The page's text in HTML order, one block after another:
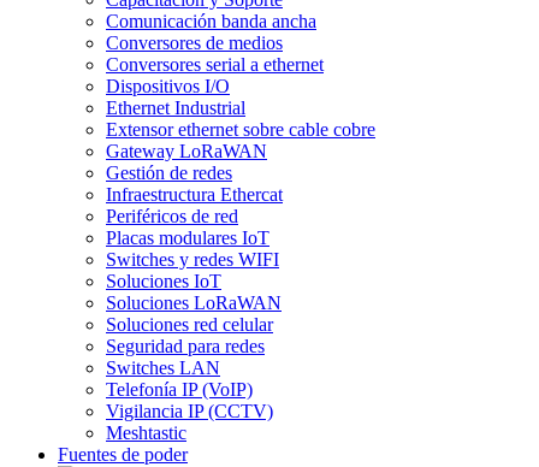
Comunicación banda ancha
Conversores de medios
Conversores serial a ethernet
Dispositivos I/O
Ethernet Industrial
Extensor ethernet sobre cable cobre
Gateway LoRaWAN
Gestión de redes
Infraestructura Ethercat
Periféricos de red
Placas modulares IoT
Switches y redes WIFI
Soluciones IoT
Soluciones LoRaWAN
Soluciones red celular
Seguridad para redes
Switches LAN
Telefonía IP (VoIP)
Vigilancia IP (CCTV)
Meshtastic
Fuentes de poder